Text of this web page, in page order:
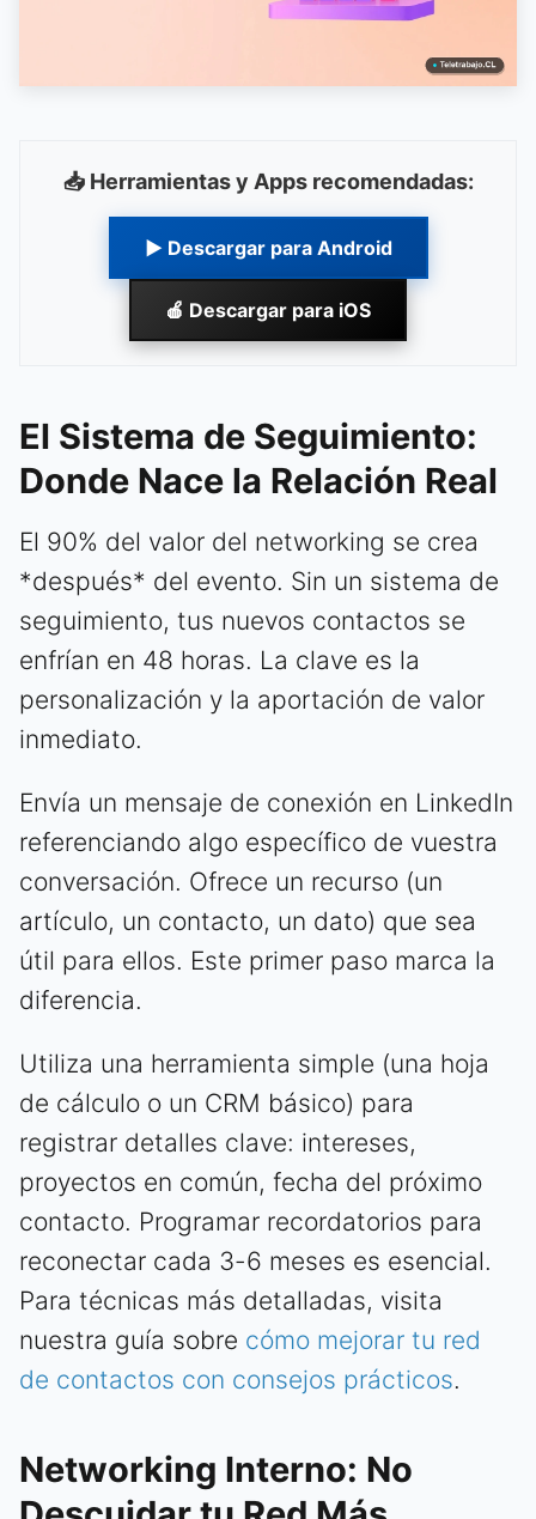
📥 Herramientas y Apps recomendadas:
▶ Descargar para Android
🍎 Descargar para iOS
El Sistema de Seguimiento:
Donde Nace la Relación Real
El 90% del valor del networking se crea
*después* del evento. Sin un sistema de
seguimiento, tus nuevos contactos se
enfrían en 48 horas. La clave es la
personalización y la aportación de valor
inmediato.
Envía un mensaje de conexión en LinkedIn
referenciando algo específico de vuestra
conversación. Ofrece un recurso (un
artículo, un contacto, un dato) que sea
útil para ellos. Este primer paso marca la
diferencia.
Utiliza una herramienta simple (una hoja
de cálculo o un CRM básico) para
registrar detalles clave: intereses,
proyectos en común, fecha del próximo
contacto. Programar recordatorios para
reconectar cada 3-6 meses es esencial.
Para técnicas más detalladas, visita
nuestra guía sobre cómo mejorar tu red
de contactos con consejos prácticos.
Networking Interno: No